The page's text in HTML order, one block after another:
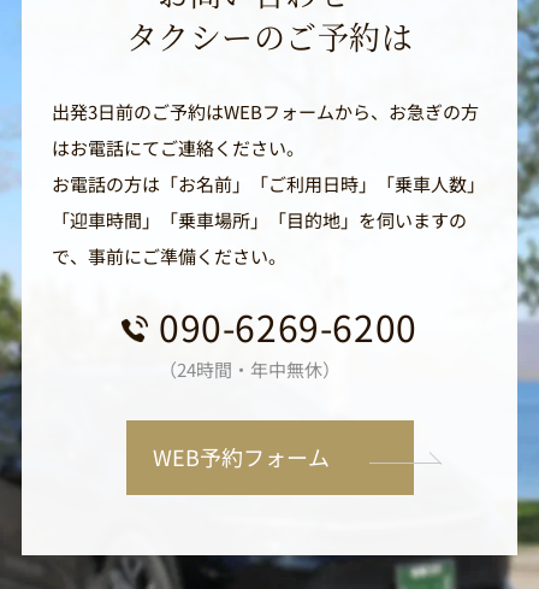
タクシーのご予約は
出発3日前のご予約はWEBフォームから、お急ぎの方
はお電話にてご連絡ください。
お電話の方は「お名前」「ご利用日時」「乗車人数」
「迎車時間」「乗車場所」「目的地」を伺いますの
で、事前にご準備ください。
090-6269-6200
（24時間・年中無休）
WEB予約フォーム